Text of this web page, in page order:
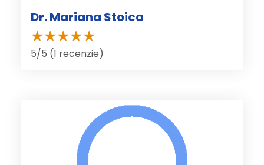
Dr. Mariana Stoica
5/5 (1 recenzie)